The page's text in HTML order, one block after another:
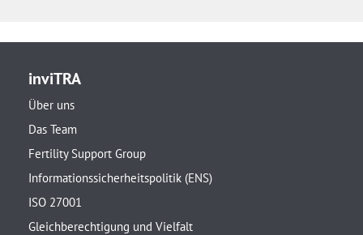
inviTRA
Über uns
Das Team
Fertility Support Group
Informationssicherheitspolitik (ENS)
ISO 27001
Gleichberechtigung und Vielfalt